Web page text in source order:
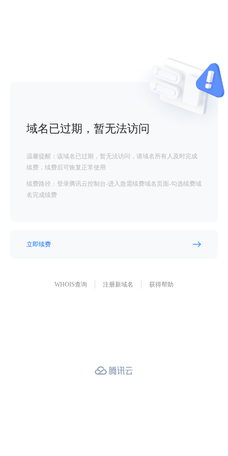
域名已过期，暂无法访问
温馨提醒：该域名已过期，暂无法访问，请域名所有人及时完成
续费，续费后可恢复正常使用
续费路径：登录腾讯云控制台-进入急需续费域名页面-勾选续费域
名完成续费
立即续费
WHOIS查询 注册新域名 获得帮助